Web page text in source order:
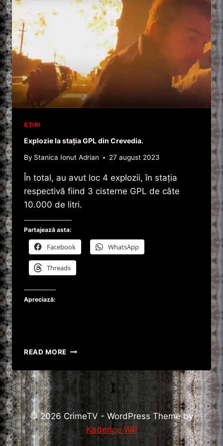
STIRI
Explozie la stația GPL din Crevedia.
By Stanica Ionut Adrian 27 august 2023
În total, au avut loc 4 explozii, în stația
respectivă fiind 3 cisterne GPL de câte
10.000 de litri.
Partajează asta:
Facebook WhatsApp
Threads
Apreciază:
READ MORE EXPLOZIE
STAȚIA
GPL
DIN
CREVEDIA.
© 2026 CrimeTV - WordPress Theme by
Kadence WP